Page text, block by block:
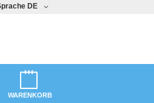
DE
WARENKORB